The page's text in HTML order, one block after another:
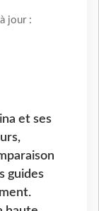
jour :
et ses
guides